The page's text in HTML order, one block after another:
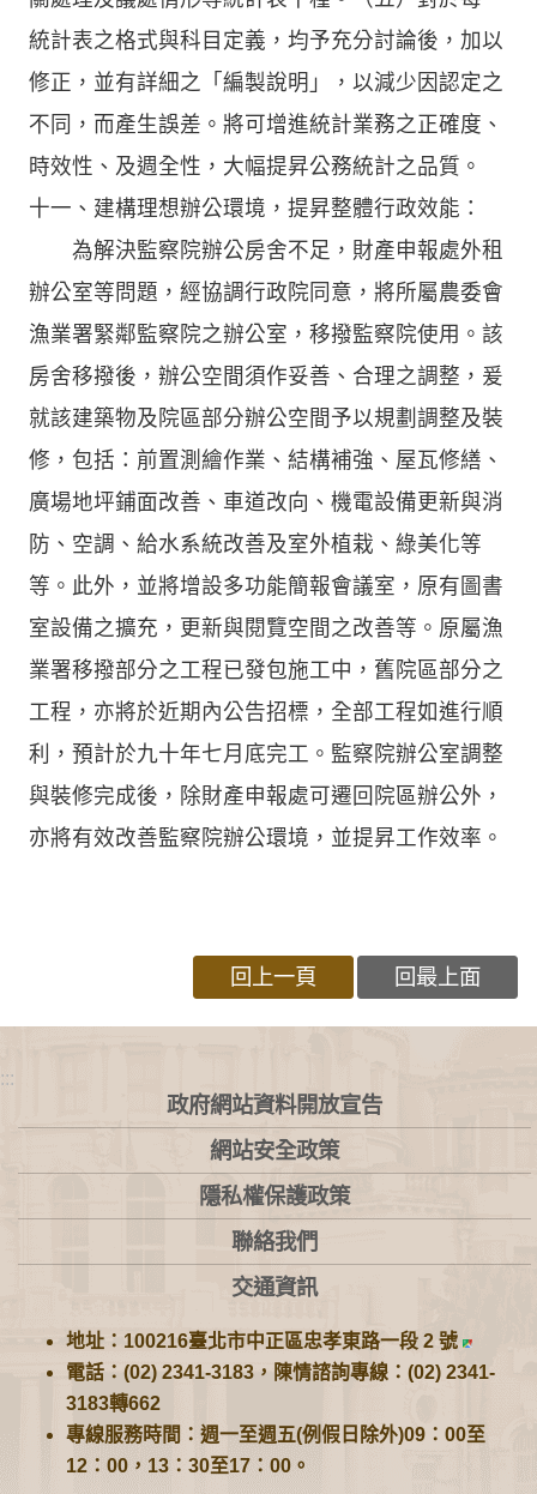
統計表之格式與科目定義，均予充分討論後，加以
修正，並有詳細之「編製說明」，以減少因認定之
不同，而產生誤差。將可增進統計業務之正確度、
時效性、及週全性，大幅提昇公務統計之品質。
十一、建構理想辦公環境，提昇整體行政效能：
為解決監察院辦公房舍不足，財產申報處外租
辦公室等問題，經協調行政院同意，將所屬農委會
漁業署緊鄰監察院之辦公室，移撥監察院使用。該
房舍移撥後，辦公空間須作妥善、合理之調整，爰
就該建築物及院區部分辦公空間予以規劃調整及裝
修，包括：前置測繪作業、結構補強、屋瓦修繕、
廣場地坪鋪面改善、車道改向、機電設備更新與消
防、空調、給水系統改善及室外植栽、綠美化等
等。此外，並將增設多功能簡報會議室，原有圖書
室設備之擴充，更新與閱覽空間之改善等。原屬漁
業署移撥部分之工程已發包施工中，舊院區部分之
工程，亦將於近期內公告招標，全部工程如進行順
利，預計於九十年七月底完工。監察院辦公室調整
與裝修完成後，除財產申報處可遷回院區辦公外，
亦將有效改善監察院辦公環境，並提昇工作效率。
回上一頁 回最上面
:::
政府網站資料開放宣告
網站安全政策
隱私權保護政策
聯絡我們
交通資訊
地址：100216臺北市中正區忠孝東路一段 2 號
電話：(02) 2341-3183，陳情諮詢專線：(02) 2341-
3183轉662
專線服務時間：週一至週五(例假日除外)09：00至
12：00，13：30至17：00。